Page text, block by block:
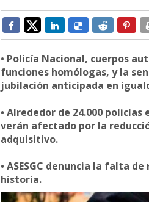
• Policía Nacional, cuerpos
funciones homólogas, y la
jubilación anticipada en
• Alrededor de 24.000
verán afectado por la
adquisitivo.
• ASESGC denuncia la falta
historia.